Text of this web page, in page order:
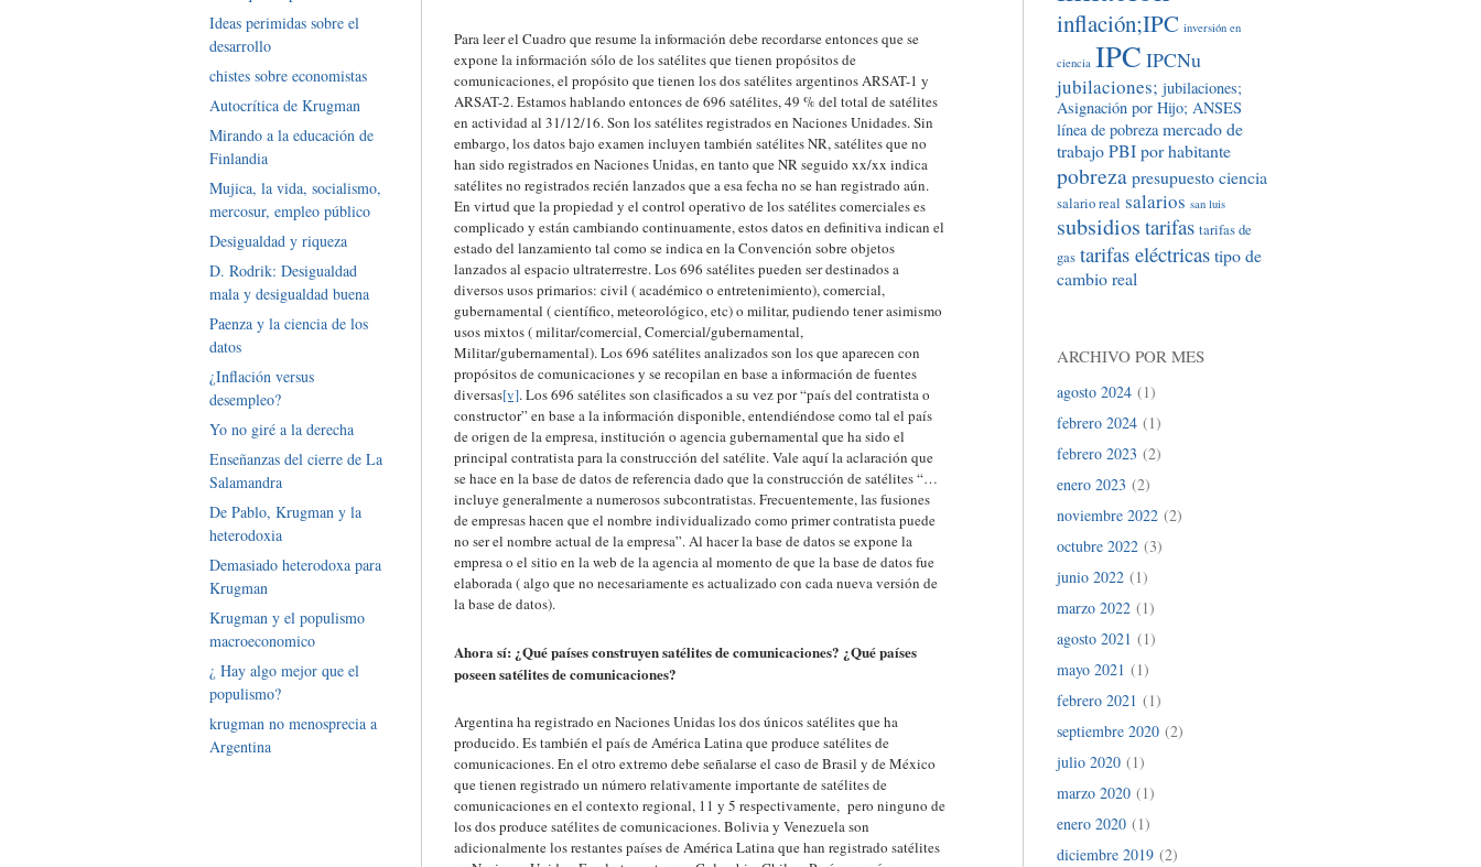
Para leer el Cuadro que resume la información debe recordarse entonces que se
expone la información sólo de los satélites que tienen propósitos de
comunicaciones, el propósito que tienen los dos satélites argentinos ARSAT-1 y
ARSAT-2. Estamos hablando entonces de 696 satélites, 49 % del total de satélites
en actividad al 31/12/16. Son los satélites registrados en Naciones Unidades. Sin
embargo, los datos bajo examen incluyen también satélites NR, satélites que no
han sido registrados en Naciones Unidas, en tanto que NR seguido xx/xx indica
satélites no registrados recién lanzados que a esa fecha no se han registrado aún.
En virtud que la propiedad y el control operativo de los satélites comerciales es
complicado y están cambiando continuamente, estos datos en definitiva indican el
estado del lanzamiento tal como se indica en la Convención sobre objetos
lanzados al espacio ultraterrestre. Los 696 satélites pueden ser destinados a
diversos usos primarios: civil ( académico o entretenimiento), comercial,
gubernamental ( científico, meteorológico, etc) o militar, pudiendo tener asimismo
usos mixtos ( militar/comercial, Comercial/gubernamental,
Militar/gubernamental). Los 696 satélites analizados son los que aparecen con
propósitos de comunicaciones y se recopilan en base a información de fuentes
diversas[v]. Los 696 satélites son clasificados a su vez por “país del contratista o
constructor” en base a la información disponible, entendiéndose como tal el país
de origen de la empresa, institución o agencia gubernamental que ha sido el
principal contratista para la construcción del satélite. Vale aquí la aclaración que
se hace en la base de datos de referencia dado que la construcción de satélites “…
incluye generalmente a numerosos subcontratistas. Frecuentemente, las fusiones
de empresas hacen que el nombre individualizado como primer contratista puede
no ser el nombre actual de la empresa”. Al hacer la base de datos se expone la
empresa o el sitio en la web de la agencia al momento de que la base de datos fue
elaborada ( algo que no necesariamente es actualizado con cada nueva versión de
la base de datos).
Ahora sí: ¿Qué países construyen satélites de comunicaciones? ¿Qué países
poseen satélites de comunicaciones?
Argentina ha registrado en Naciones Unidas los dos únicos satélites que ha
producido. Es también el país de América Latina que produce satélites de
comunicaciones. En el otro extremo debe señalarse el caso de Brasil y de México
que tienen registrado un número relativamente importante de satélites de
comunicaciones en el contexto regional, 11 y 5 respectivamente, pero ninguno de
los dos produce satélites de comunicaciones. Bolivia y Venezuela son
adicionalmente los restantes países de América Latina que han registrado satélites
inflación;IPC inversión en
ciencia IPC IPCNu
jubilaciones; jubilaciones;
Asignación por Hijo; ANSES
línea de pobreza mercado de
trabajo PBI por habitante
pobreza presupuesto ciencia
salario real salarios san luis
subsidios tarifas tarifas de
gas tarifas eléctricas tipo de
cambio real
ARCHIVO POR MES
agosto 2024(1)
febrero 2024(1)
febrero 2023 (2)
enero 2023 (2)
noviembre 2022(2)
octubre 2022(3)
junio 2022(1)
marzo 2022(1)
agosto 2021 (1)
mayo 2021 (1)
febrero 2021 (1)
septiembre 2020(2)
julio 2020(1)
marzo 2020(1)
enero 2020(1)
diciembre 2019(2)
Ideas perimidas sobre el
desarrollo
chistes sobre economistas
Autocrítica de Krugman
Mirando a la educación de
Finlandia
Mujica, la vida, socialismo,
mercosur, empleo público
Desigualdad y riqueza
D. Rodrik: Desigualdad
mala y desigualdad buena
Paenza y la ciencia de los
datos
¿Inflación versus
desempleo?
Yo no giré a la derecha
Enseñanzas del cierre de La
Salamandra
De Pablo, Krugman y la
heterodoxia
Demasiado heterodoxa para
Krugman
Krugman y el populismo
macroeconomico
¿ Hay algo mejor que el
populismo?
krugman no menosprecia a
Argentina